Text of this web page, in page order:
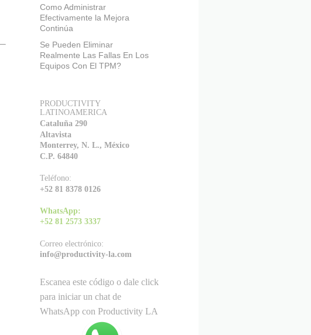
Como Administrar
Efectivamente la Mejora
Continúa
Se Pueden Eliminar
Realmente Las Fallas En Los
Equipos Con El TPM?
PRODUCTIVITY
LATINOAMERICA
Cataluña 290
Altavista
Monterrey, N. L., México
C.P. 64840
Teléfono:
+52 81 8378 0126
WhatsApp:
+52 81 2573 3337
Correo electrónico:
info@productivity-la.com
Escanea este código o dale click
para iniciar un chat de
WhatsApp con Productivity LA